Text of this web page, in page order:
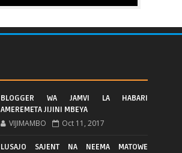
BLOGGER WA JAMVI LA HABARI
AMEREMETA JIJINI MBEYA
VIJIMAMBO Oct 11, 2017
LUSAJO SAJENT NA NEEMA MATOWE